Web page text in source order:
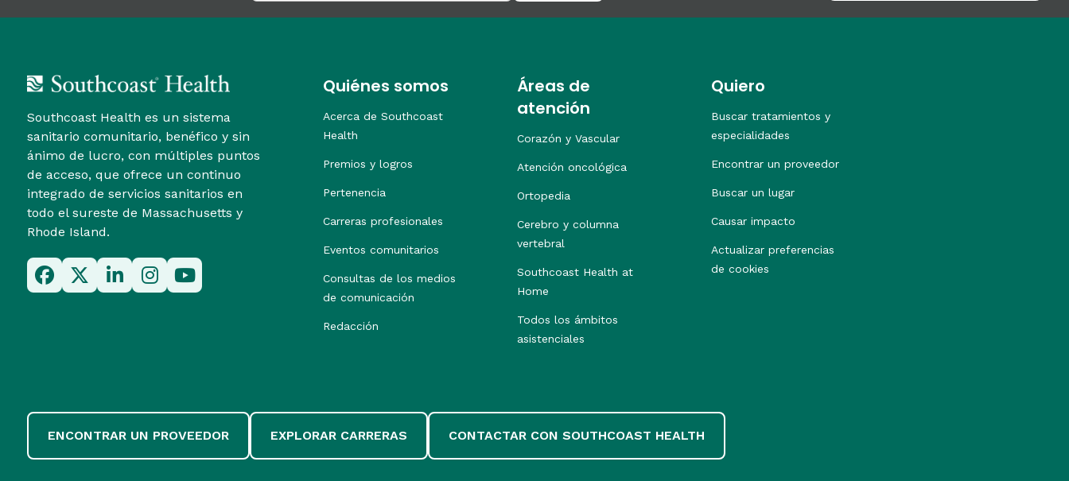
Southcoast Health es un sistema
sanitario comunitario, benéfico y sin
ánimo de lucro, con múltiples puntos
de acceso, que ofrece un continuo
integrado de servicios sanitarios en
todo el sureste de Massachusetts y
Rhode Island.
Quiénes somos
Acerca de Southcoast
Health
Premios y logros
Pertenencia
Carreras profesionales
Eventos comunitarios
Consultas de los medios
de comunicación
Redacción
Áreas de
atención
Corazón y Vascular
Atención oncológica
Ortopedia
Cerebro y columna
vertebral
Southcoast Health at
Home
Todos los ámbitos
asistenciales
Quiero
Buscar tratamientos y
especialidades
Encontrar un proveedor
Buscar un lugar
Causar impacto
Actualizar preferencias
de cookies
ENCONTRAR UN PROVEEDOR EXPLORAR CARRERAS CONTACTAR CON SOUTHCOAST HEALTH